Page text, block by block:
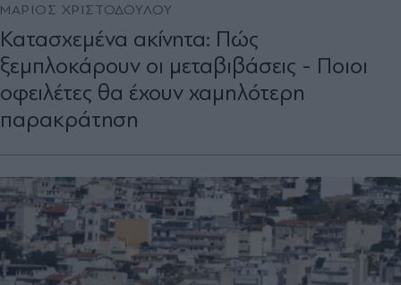
ΜΑΡΙΟΣ ΧΡΙΣΤΟΔΟΥΛΟΥ
Κατασχεμένα ακίνητα: Πώς
ξεμπλοκάρουν οι μεταβιβάσεις - Ποιοι
οφειλέτες θα έχουν χαμηλότερη
παρακράτηση